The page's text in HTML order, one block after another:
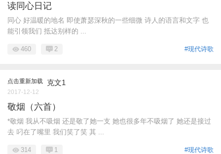
读同心日记
同心 好温暖的地名 即使萧瑟深秋的一些细微 诗人的语言和文字 也
能引领我们 抵达别样的 ...
#现代诗歌
460 2
点击重新加载 克文1
2017-12-12
敬烟（六首）
*敬烟 我从不吸烟 还是敬了她一支 她也很多年不吸烟了 她还是接过
去 叼在了嘴里 我们笑了笑 其 ...
#现代诗歌
314 1